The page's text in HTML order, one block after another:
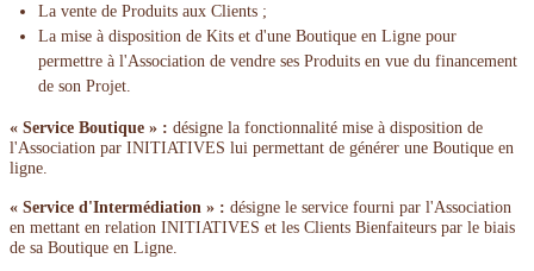
La vente de Produits aux Clients ;
La mise à disposition de Kits et d'une Boutique en Ligne pour
permettre à l'Association de vendre ses Produits en vue du financement
de son Projet.
« Service Boutique » : désigne la fonctionnalité mise à disposition de
l'Association par INITIATIVES lui permettant de générer une Boutique en
ligne.
« Service d'Intermédiation » : désigne le service fourni par l'Association
en mettant en relation INITIATIVES et les Clients Bienfaiteurs par le biais
de sa Boutique en Ligne.